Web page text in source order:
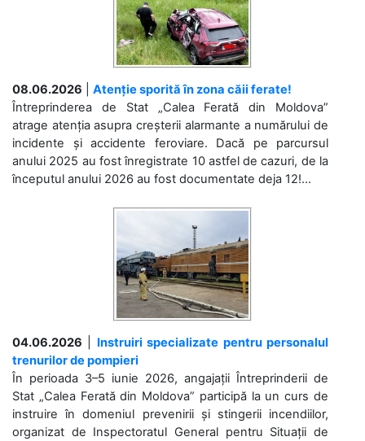
08.06.2026
Atenție sporită în zona căii ferate!
Întreprinderea de Stat „Calea Ferată din Moldova”
atrage atenția asupra creșterii alarmante a numărului de
incidente și accidente feroviare. Dacă pe parcursul
anului 2025 au fost înregistrate 10 astfel de cazuri, de la
începutul anului 2026 au fost documentate deja 12!...
04.06.2026
Instruiri specializate pentru personalul
trenurilor de pompieri
În perioada 3–5 iunie 2026, angajații Întreprinderii de
Stat „Calea Ferată din Moldova” participă la un curs de
instruire în domeniul prevenirii și stingerii incendiilor,
organizat de Inspectoratul General pentru Situații de